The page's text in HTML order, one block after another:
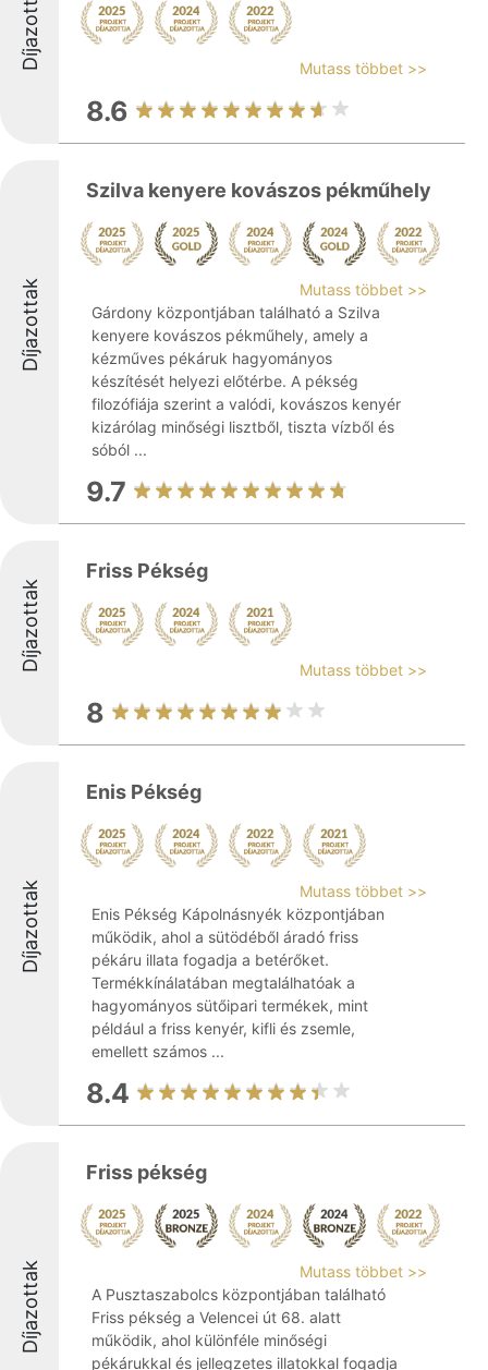
Díjazottak Mutass többet >>
8.6
Díjazottak
Szilva kenyere kovászos pékműhely
Mutass többet >>
Gárdony központjában található a Szilva
kenyere kovászos pékműhely, amely a
kézműves pékáruk hagyományos
készítését helyezi előtérbe. A pékség
filozófiája szerint a valódi, kovászos kenyér
kizárólag minőségi lisztből, tiszta vízből és
sóból ...
9.7
Díjazottak
Friss Pékség
Mutass többet >>
8
Díjazottak
Enis Pékség
Mutass többet >>
Enis Pékség Kápolnásnyék központjában
működik, ahol a sütödéből áradó friss
pékáru illata fogadja a betérőket.
Termékkínálatában megtalálhatóak a
hagyományos sütőipari termékek, mint
például a friss kenyér, kifli és zsemle,
emellett számos ...
8.4
Díjazottak
Friss pékség
Mutass többet >>
A Pusztaszabolcs központjában található
Friss pékség a Velencei út 68. alatt
működik, ahol különféle minőségi
pékárukkal és jellegzetes illatokkal fogadja